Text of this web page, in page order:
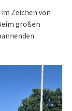
Zeichen von
großen